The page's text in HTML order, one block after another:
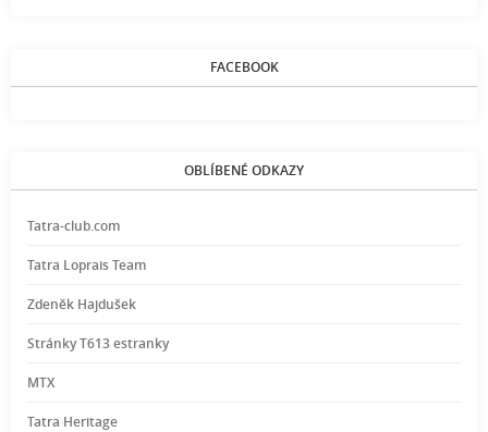
FACEBOOK
OBLÍBENÉ ODKAZY
Tatra-club.com
Tatra Loprais Team
Zdeněk Hajdušek
Stránky T613 estranky
MTX
Tatra Heritage